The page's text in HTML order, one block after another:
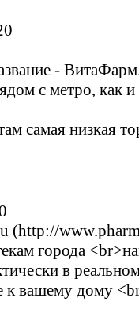
-
с метро, как
самая низкая
(http://
города
в
к вашему дому